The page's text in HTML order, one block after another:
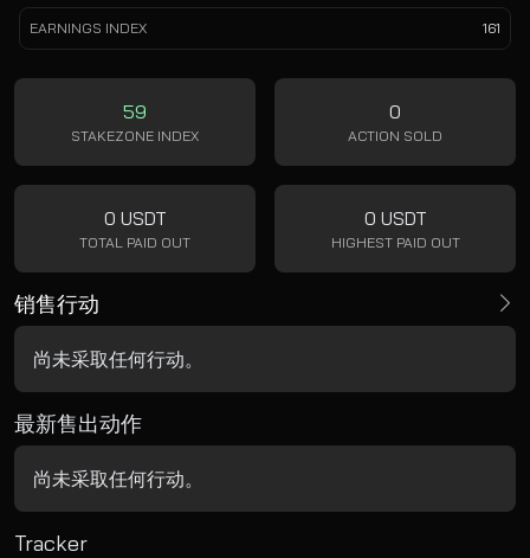
EARNINGS INDEX 161
59
STAKEZONE INDEX
0
ACTION SOLD
0 USDT
TOTAL PAID OUT
0 USDT
HIGHEST PAID OUT
销售行动
尚未采取任何行动。
最新售出动作
尚未采取任何行动。
Tracker